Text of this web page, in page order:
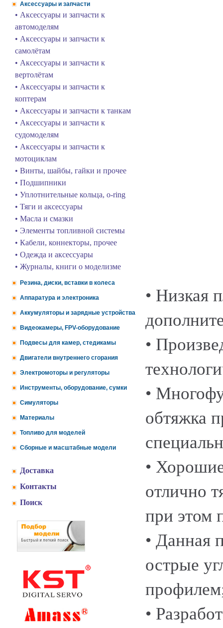
Аксессуары и запчасти
• Аксессуары и запчасти к
автомоделям
• Аксессуары и запчасти к
самолётам
• Аксессуары и запчасти к
вертолётам
• Аксессуары и запчасти к
коптерам
• Аксессуары и запчасти к танкам
• Аксессуары и запчасти к
судомоделям
• Аксессуары и запчасти к
мотоциклам
• Винты, шайбы, гайки и прочее
• Подшипники
• Уплотнительные кольца, o-ring
• Тяги и аксессуары
• Масла и смазки
• Элементы топливной системы
• Кабели, коннекторы, прочее
• Одежда и аксессуары
• Журналы, книги о моделизме
Резина, диски, вставки в колеса
Аппаратура и электроника
Аккумуляторы и зарядные устройства
Видеокамеры, FPV-оборудование
Подвесы для камер, стедикамы
Двигатели внутреннего сгорания
Электромоторы и регуляторы
Инструменты, оборудование, сумки
Симуляторы
Материалы
Топливо для моделей
Сборные и масштабные модели
Доставка
Контакты
Поиск
• Низкая
•
•
обтяжка
•
отлично
при этом
• Данная
острые
•